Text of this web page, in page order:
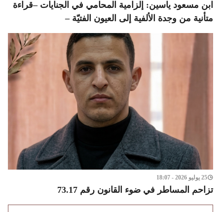
ابن مسعود ياسين: إلزامية المحامي في الجنايات –قراءة
متأنية من وجدة الألفية إلى العيون الفتيّة –
25 يوليو 2026 - 18:07
تزاحم المساطر في ضوء القانون رقم 73.17